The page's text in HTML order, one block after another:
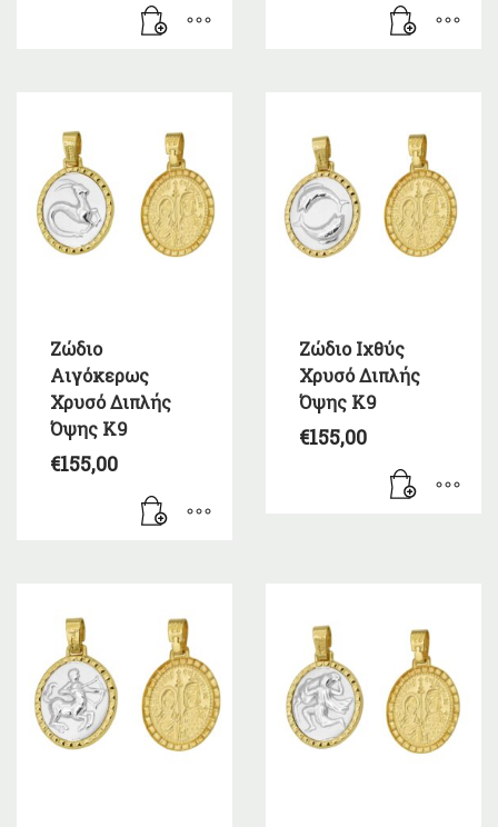
Ζώδιο
Αιγόκερως
Χρυσό Διπλής
Όψης Κ9
€155,00
Ζώδιο Ιχθύς
Χρυσό Διπλής
Όψης Κ9
€155,00